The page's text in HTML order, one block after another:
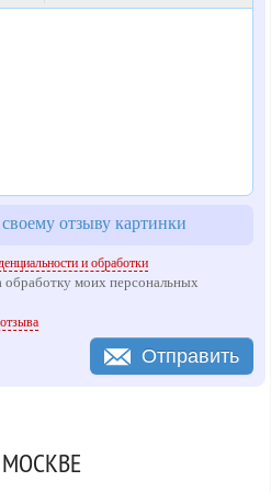
отзыву картинки
и обработки
обработку моих персональных
Отправить